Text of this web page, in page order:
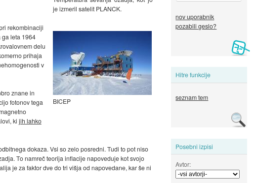
nov uporabnik
pozabili geslo?
Hitre funkcije
seznam tem
Posebni izpisi
Avtor:
je izmeril satelit PLANCK.
BICEP
rekombinaciji
ga leta 1964
delu
prihaja
v
znane in
fotonov tega
ki jih lahko
dokaza. Vsi so zelo posredni. Tudi to pot niso
To namreč teorija inflacije napoveduje kot svojo
je za faktor dve do tri višja od napovedane, kar še ni